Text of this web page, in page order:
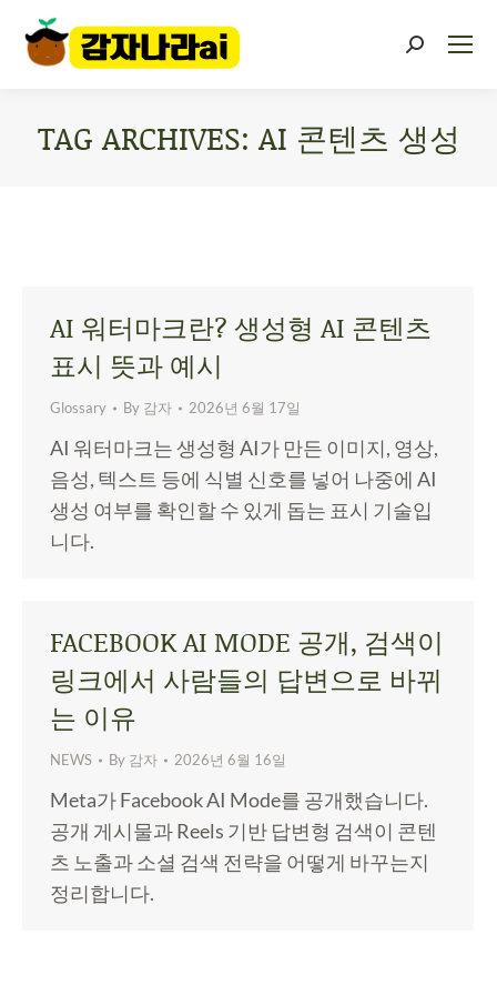
TAG ARCHIVES: AI 콘텐츠 생성
AI 워터마크란? 생성형 AI 콘텐츠
표시 뜻과 예시
Glossary By 감자 2026년 6월 17일
AI 워터마크는 생성형 AI가 만든 이미지, 영상,
음성, 텍스트 등에 식별 신호를 넣어 나중에 AI
생성 여부를 확인할 수 있게 돕는 표시 기술입
니다.
FACEBOOK AI MODE 공개, 검색이
링크에서 사람들의 답변으로 바뀌
는 이유
NEWS By 감자 2026년 6월 16일
Meta가 Facebook AI Mode를 공개했습니다.
공개 게시물과 Reels 기반 답변형 검색이 콘텐
츠 노출과 소셜 검색 전략을 어떻게 바꾸는지
정리합니다.